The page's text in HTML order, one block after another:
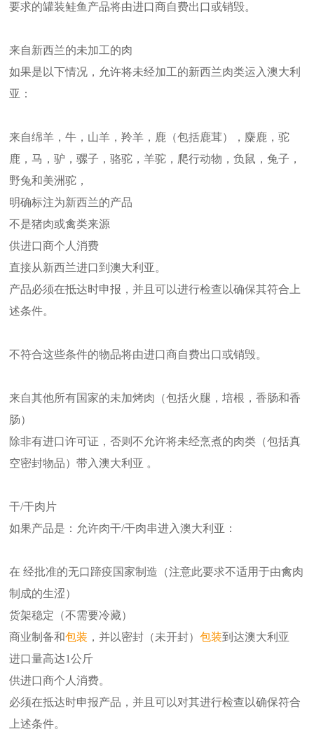
要求的罐装鲑鱼产品将由进口商自费出口或销毁。
来自新西兰的未加工的肉
如果是以下情况，允许将未经加工的新西兰肉类运入澳大利
亚：
来自绵羊，牛，山羊，羚羊，鹿（包括鹿茸），麋鹿，驼
鹿，马，驴，骡子，骆驼，羊驼，爬行动物，负鼠，兔子，
野兔和美洲驼，
明确标注为新西兰的产品
不是猪肉或禽类来源
供进口商个人消费
直接从新西兰进口到澳大利亚。
产品必须在抵达时申报，并且可以进行检查以确保其符合上
述条件。
不符合这些条件的物品将由进口商自费出口或销毁。
来自其他所有国家的未加烤肉（包括火腿，培根，香肠和香
肠）
除非有进口许可证，否则不允许将未经烹煮的肉类（包括真
空密封物品）带入澳大利亚 。
干/干肉片
如果产品是：允许肉干/干肉串进入澳大利亚：
在 经批准的无口蹄疫国家制造（注意此要求不适用于由禽肉
制成的生涩）
货架稳定（不需要冷藏）
商业制备和包装 ，并以密封（未开封）包装到达澳大利亚
进口量高达1公斤
供进口商个人消费。
必须在抵达时申报产品，并且可以对其进行检查以确保符合
上述条件。